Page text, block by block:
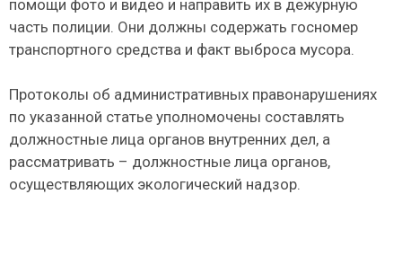
помощи фото и видео и направить их в дежурную
часть полиции. Они должны содержать госномер
транспортного средства и факт выброса мусора.
Протоколы об административных правонарушениях
по указанной статье уполномочены составлять
должностные лица органов внутренних дел, а
рассматривать – должностные лица органов,
осуществляющих экологический надзор.